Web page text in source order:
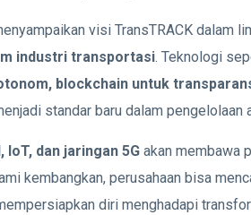
visi TransTRACK dalam
industri transportasi. Teknologi
blockchain untuk
standar baru dalam pengelolaan
IoT, dan jaringan 5G akan membawa
kembangkan, perusahaan bisa
diri menghadapi